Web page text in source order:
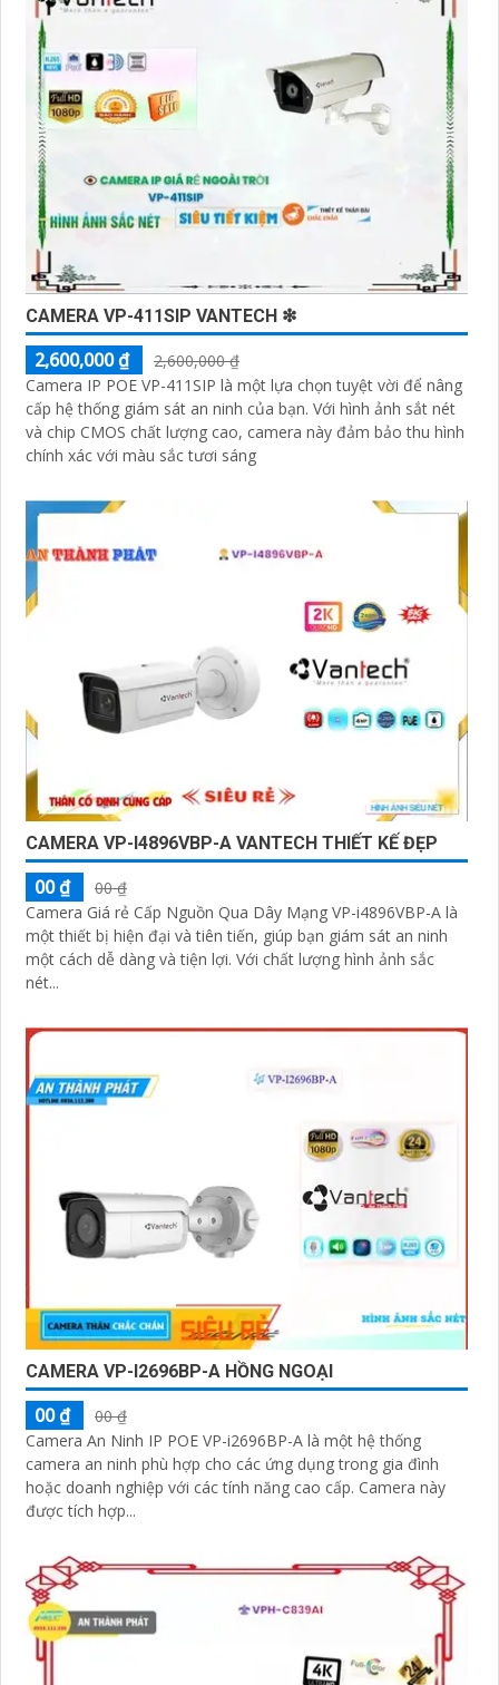
hoạt động trong công ty/ngôi nhà 24/7 thông qua ứng
dụng di động hoặc máy tính cá nhân. ✪3:**Lưu Trữ
An Toàn**: Dữ liệu hình ảnh được lưu trữ an toàn và
dễ dàng truy xuất khi cần thiết, giúp hỗ trợ điều tra và
xác minh sự kiện. ✺
**Tích hợp Hệ Thống**: Hệ
thống Camera AI Thông Minh có thể kết hợp với các
thiết bị an ninh khác để tạo lập một hệ thống an ninh
hoàn chỉnh.
Chúng tôi rất hân hạnh được phục vụ và hợp tác cùng
Quý vị.
Trân trọng,
[Công ty TNHH TMDV và đầu ưt An Thành Phát]
CAMERA VP-411SIP VANTECH ❇
2,600,000 ₫
2,600,000 ₫
Camera IP POE VP-411SIP là một lựa chọn tuyệt vời để nâng
cấp hệ thống giám sát an ninh của bạn. Với hình ảnh sắt nét
và chip CMOS chất lượng cao, camera này đảm bảo thu hình
chính xác với màu sắc tươi sáng
CAMERA VP-I4896VBP-A VANTECH THIẾT KẾ ĐẸP
00 ₫
00 ₫
Camera Giá rẻ Cấp Nguồn Qua Dây Mạng VP-i4896VBP-A là
một thiết bị hiện đại và tiên tiến, giúp bạn giám sát an ninh
một cách dễ dàng và tiện lợi. Với chất lượng hình ảnh sắc
nét...
CAMERA VP-I2696BP-A HỒNG NGOẠI
00 ₫
00 ₫
Camera An Ninh IP POE VP-i2696BP-A là một hệ thống
camera an ninh phù hợp cho các ứng dụng trong gia đình
hoặc doanh nghiệp với các tính năng cao cấp. Camera này
được tích hợp...